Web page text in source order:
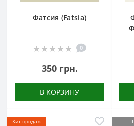
Фатсия (Fatsia)
0
350 грн.
В КОРЗИНУ
Хит продаж